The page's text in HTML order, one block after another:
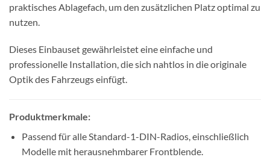
praktisches Ablagefach, um den zusätzlichen Platz optimal zu
nutzen.
Dieses Einbauset gewährleistet eine einfache und
professionelle Installation, die sich nahtlos in die originale
Optik des Fahrzeugs einfügt.
Produktmerkmale:
Passend für alle Standard-1-DIN-Radios, einschließlich
Modelle mit herausnehmbarer Frontblende.